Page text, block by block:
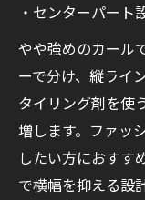
・センターパート
やや強めのカール
ーで分け、縦ライ
タイリング剤を使
増します。ファッ
したい方におすす
で横幅を抑える設